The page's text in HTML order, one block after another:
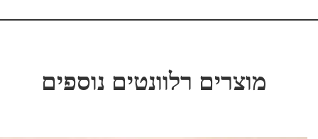
מוצרים רלוונטים נוספים